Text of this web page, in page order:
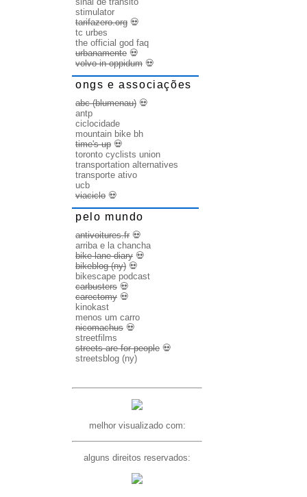
stimulator
tarifazero.org 💀
tc urbes
the official god faq
urbanamente 💀
volvo in oppidum 💀
ongs e associações
abc (blumenau) 💀
antp
ciclocidade
mountain bike bh
time's up 💀
toronto cyclists union
transportation alternatives
transporte ativo
ucb
viaciclo 💀
pelo mundo
antivoitures.fr 💀
arriba e la chancha
bike lane diary 💀
bikeblog (ny) 💀
bikescape podcast
carbusters 💀
carectomy 💀
kinokast
menos um carro
nicomachus 💀
streetfilms
streets are for people 💀
streetsblog (ny)
melhor visualizado com:
alguns direitos reservados: